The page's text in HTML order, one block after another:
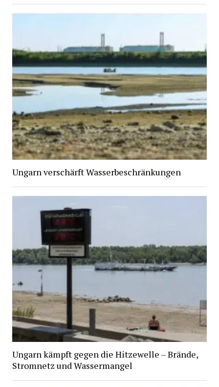
Ungarn verschärft Wasserbeschränkungen
Ungarn kämpft gegen die Hitzewelle – Brände,
Stromnetz und Wassermangel